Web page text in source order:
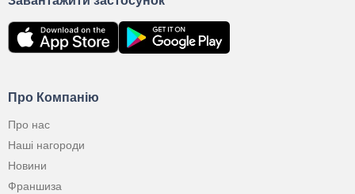
Про Компанію
Про нас
Наші нагороди
Новини
Франшиза